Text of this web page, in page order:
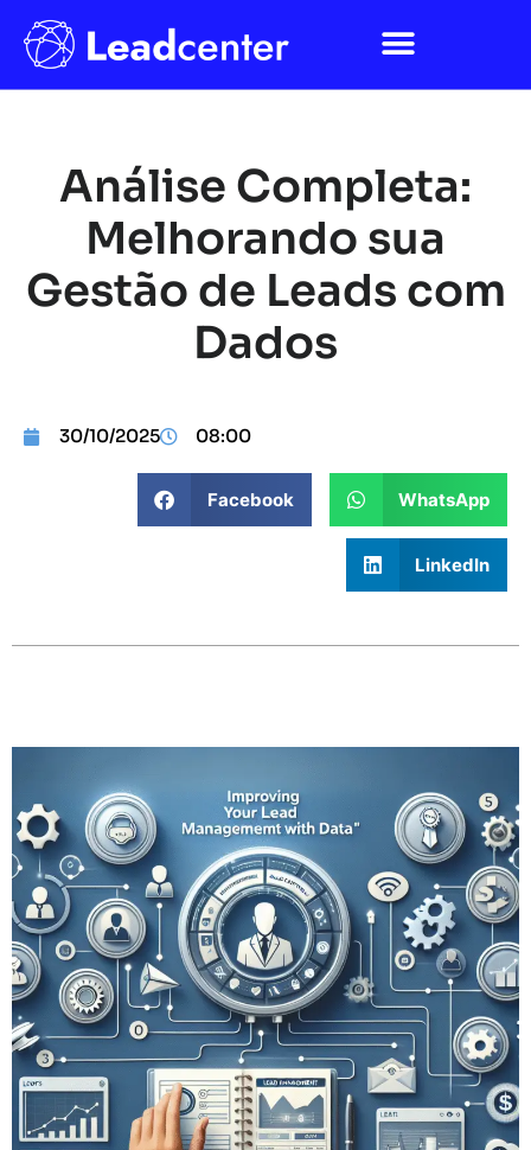
Análise Completa:
Melhorando sua
Gestão de Leads com
Dados
30/10/2025 08:00
Facebook WhatsApp
LinkedIn